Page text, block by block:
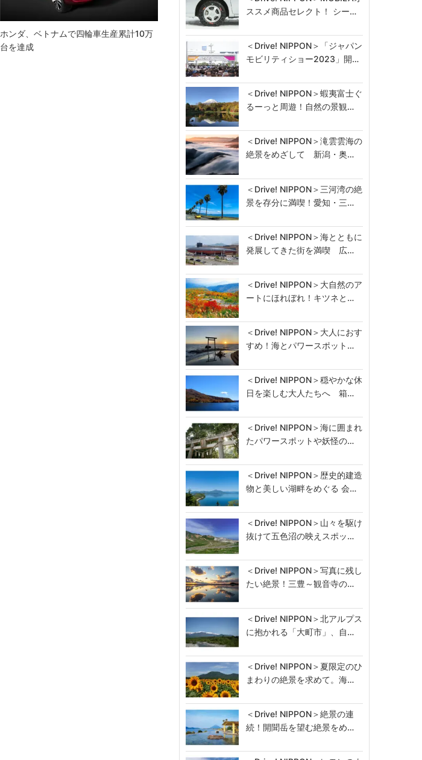
ホンダ、ベトナムで四輪車生産累計10万
台を達成
ススメ商品セレクト！ シー…
＜Drive! NIPPON＞「ジャパン
モビリティショー2023」開…
＜Drive! NIPPON＞蝦夷富士ぐ
るーっと周遊！自然の景観…
＜Drive! NIPPON＞滝雲雲海の
絶景をめざして 新潟・奥…
＜Drive! NIPPON＞三河湾の絶
景を存分に満喫！愛知・三…
＜Drive! NIPPON＞海とともに
発展してきた街を満喫 広…
＜Drive! NIPPON＞大自然のア
ートにほれぼれ！キツネと…
＜Drive! NIPPON＞大人におす
すめ！海とパワースポット…
＜Drive! NIPPON＞穏やかな休
日を楽しむ大人たちへ 箱…
＜Drive! NIPPON＞海に囲まれ
たパワースポットや妖怪の…
＜Drive! NIPPON＞歴史的建造
物と美しい湖畔をめぐる 会…
＜Drive! NIPPON＞山々を駆け
抜けて五色沼の映えスポッ…
＜Drive! NIPPON＞写真に残し
たい絶景！三豊～観音寺の…
＜Drive! NIPPON＞北アルプス
に抱かれる「大町市」、自…
＜Drive! NIPPON＞夏限定のひ
まわりの絶景を求めて。海…
＜Drive! NIPPON＞絶景の連
続！開聞岳を望む絶景をめ…